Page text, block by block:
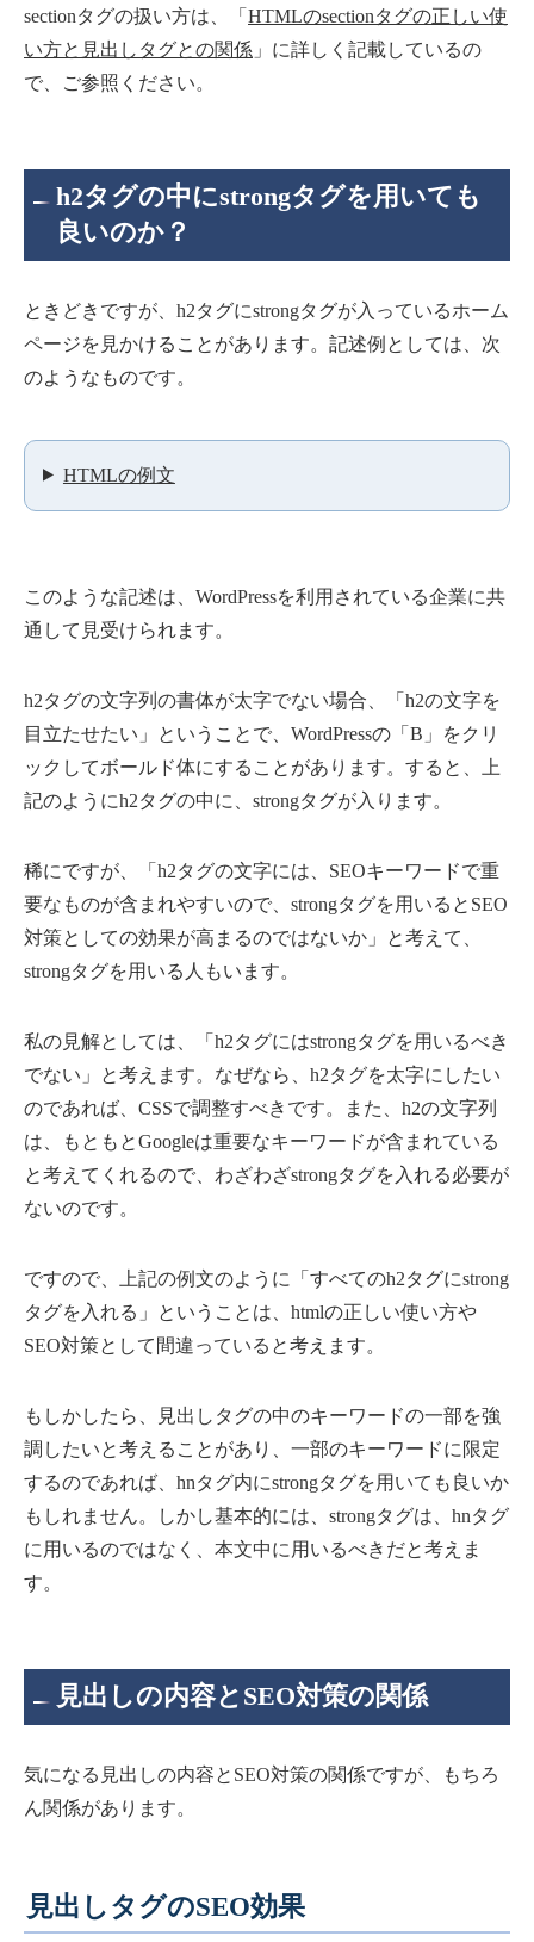
sectionタグの扱い方は、「 HTMLのsectionタグの正しい使
い方と見出しタグとの関係 」に詳しく記載しているの
で、ご参照ください。
h2タグの中にstrongタグを用いても
良いのか？
ときどきですが、h2タグにstrongタグが入っているホーム
ページを見かけることがあります。記述例としては、次
のようなものです。
HTMLの例文
このような記述は、WordPressを利用されている企業に共
通して見受けられます。
h2タグの文字列の書体が太字でない場合、「h2の文字を
目立たせたい」ということで、WordPressの「B」をクリ
ックしてボールド体にすることがあります。すると、上
記のようにh2タグの中に、strongタグが入ります。
稀にですが、「h2タグの文字には、SEOキーワードで重
要なものが含まれやすいので、strongタグを用いるとSEO
対策としての効果が高まるのではないか」と考えて、
strongタグを用いる人もいます。
私の見解としては、「h2タグにはstrongタグを用いるべき
でない」と考えます。なぜなら、h2タグを太字にしたい
のであれば、CSSで調整すべきです。また、h2の文字列
は、もともとGoogleは重要なキーワードが含まれている
と考えてくれるので、わざわざstrongタグを入れる必要が
ないのです。
ですので、上記の例文のように「すべてのh2タグにstrong
タグを入れる」ということは、htmlの正しい使い方や
SEO対策として間違っていると考えます。
もしかしたら、見出しタグの中のキーワードの一部を強
調したいと考えることがあり、一部のキーワードに限定
するのであれば、hnタグ内にstrongタグを用いても良いか
もしれません。しかし基本的には、strongタグは、hnタグ
に用いるのではなく、本文中に用いるべきだと考えま
す。
見出しの内容とSEO対策の関係
気になる見出しの内容とSEO対策の関係ですが、もちろ
ん関係があります。
見出しタグのSEO効果